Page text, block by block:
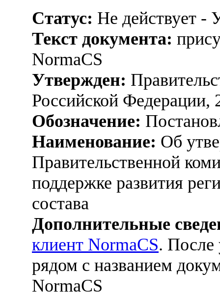
Статус: Не действует -
Текст документа:
NormaCS
Утвержден:
Российской Федерации,
Обозначение:
Наименование: Об
Правительственной
поддержке развития
состава
Дополнительные
клиент NormaCS. После
рядом с названием
NormaCS